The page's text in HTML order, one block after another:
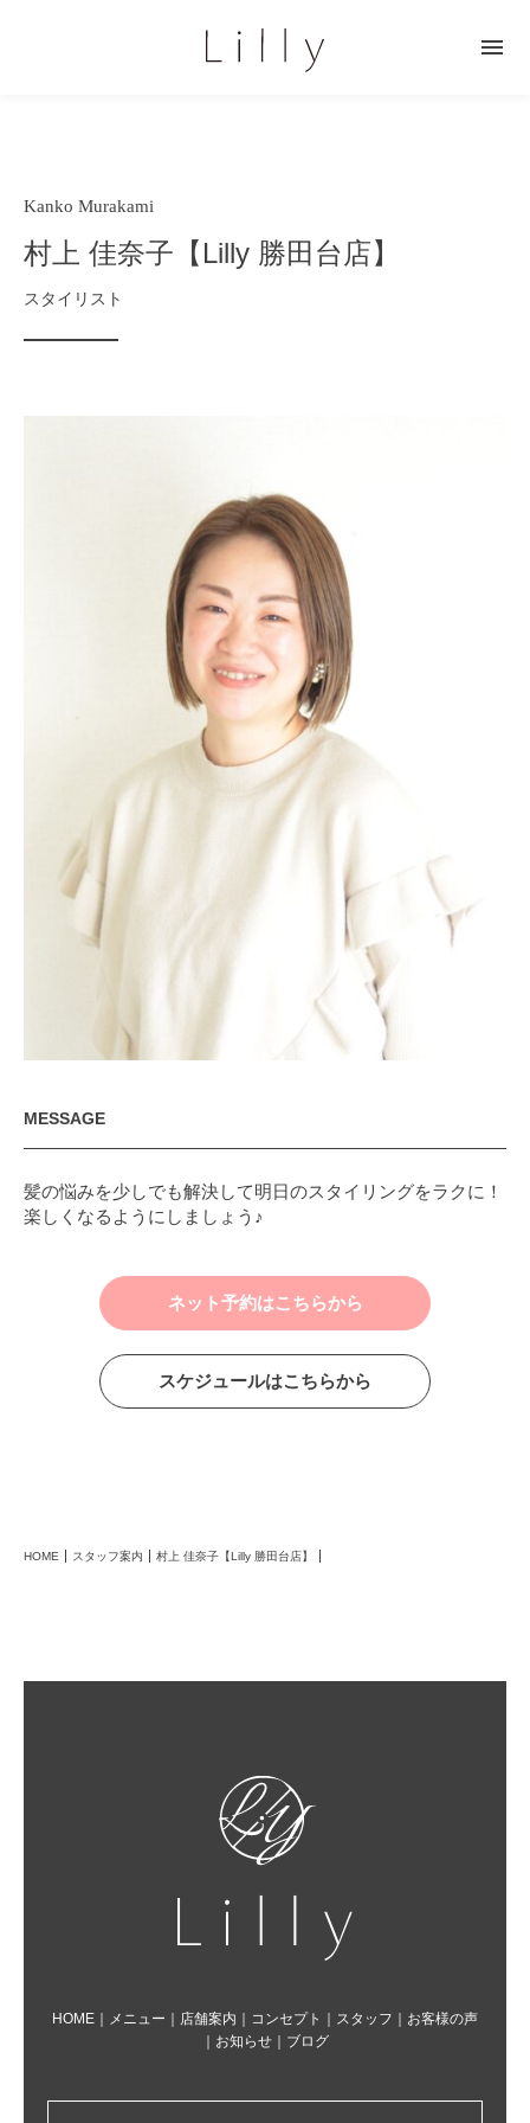

Kanko Murakami
村上 佳奈子【Lilly 勝田台店】
スタイリスト
MESSAGE
髪の悩みを少しでも解決して明日のスタイリングをラクに！
楽しくなるようにしましょう♪
ネット予約はこちらから
スケジュールはこちらから
HOME スタッフ案内 村上 佳奈子【Lilly 勝田台店】
HOME ｜ メニュー ｜ 店舗案内 ｜ コンセプト ｜ スタッフ ｜ お客様の声
｜ お知らせ ｜ ブログ